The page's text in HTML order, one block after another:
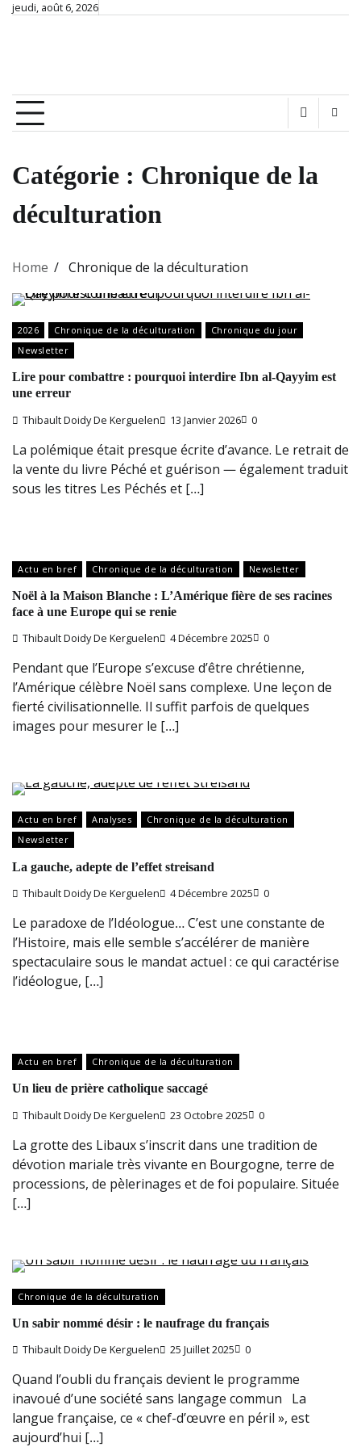
Skipjeudi, août 6, 2026
Catégorie : Chronique de la
déculturation
Home Chronique de la déculturation
2026 Chronique de la déculturation
Chronique du jour
Newsletter
Lire pour combattre : pourquoi interdire Ibn al-Qayyim est
une erreur
Thibault Doidy De Kerguelen 13 Janvier 2026 0
La polémique était presque écrite d’avance. Le retrait de
la vente du livre Péché et guérison — également traduit
sous les titres Les Péchés et […]
Actu en bref Chronique de la déculturation Newsletter
Noël à la Maison Blanche : L’Amérique fière de ses racines
face à une Europe qui se renie
Thibault Doidy De Kerguelen 4 Décembre 2025 0
Pendant que l’Europe s’excuse d’être chrétienne,
l’Amérique célèbre Noël sans complexe. Une leçon de
fierté civilisationnelle. Il suffit parfois de quelques
images pour mesurer le […]
Actu en bref Analyses
Chronique de la déculturation
Newsletter
La gauche, adepte de l’effet streisand
Thibault Doidy De Kerguelen 4 Décembre 2025 0
Le paradoxe de l’Idéologue… C’est une constante de
l’Histoire, mais elle semble s’accélérer de manière
spectaculaire sous le mandat actuel : ce qui caractérise
l’idéologue, […]
Actu en bref Chronique de la déculturation
Un lieu de prière catholique saccagé
Thibault Doidy De Kerguelen 23 Octobre 2025 0
La grotte des Libaux s’inscrit dans une tradition de
dévotion mariale très vivante en Bourgogne, terre de
processions, de pèlerinages et de foi populaire. Située
[…]
Chronique de la déculturation
Un sabir nommé désir : le naufrage du français
Thibault Doidy De Kerguelen 25 Juillet 2025 0
Quand l’oubli du français devient le programme
inavoué d’une société sans langage commun La
langue française, ce « chef-d’œuvre en péril », est
aujourd’hui […]